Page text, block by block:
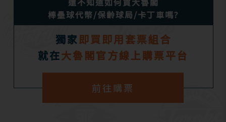
棒壘球代幣/保齡球局/卡丁車嗎?
獨家即買即用套票組合
就在大魯閣官方線上購票平台
前往購票